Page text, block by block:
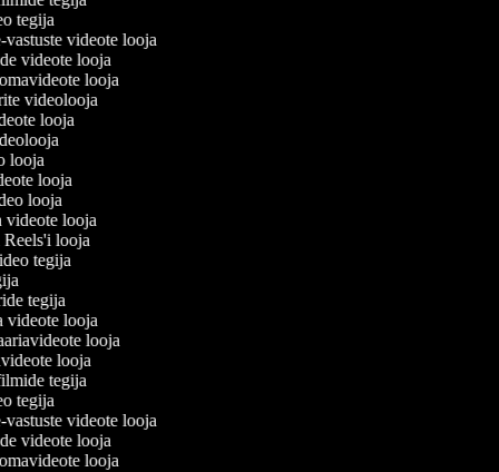
tegija
vastuste videote looja
videote looja
looja
videolooja
looja
looja
looja
looja
videote looja
Reels'i looja
tegija
tegija
videote looja
looja
looja
tegija
tegija
vastuste videote looja
videote looja
looja